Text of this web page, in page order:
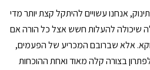
אנחנו עשויים להיתקל קצת יותר מדי
שיכולה להעלות חשש אצל כל הורה אם
אלא שברובם המכריע של הפעמים,
בצורה קלה מאוד ואחת ההוכחות